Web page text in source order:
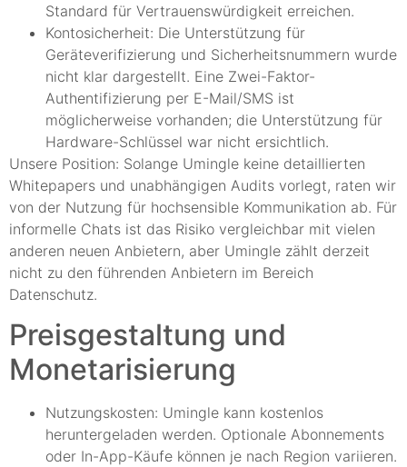
Standard für Vertrauenswürdigkeit erreichen.
Kontosicherheit: Die Unterstützung für
Geräteverifizierung und Sicherheitsnummern wurde
nicht klar dargestellt. Eine Zwei-Faktor-
Authentifizierung per E-Mail/SMS ist
möglicherweise vorhanden; die Unterstützung für
Hardware-Schlüssel war nicht ersichtlich.
Unsere Position: Solange Umingle keine detaillierten
Whitepapers und unabhängigen Audits vorlegt, raten wir
von der Nutzung für hochsensible Kommunikation ab. Für
informelle Chats ist das Risiko vergleichbar mit vielen
anderen neuen Anbietern, aber Umingle zählt derzeit
nicht zu den führenden Anbietern im Bereich
Datenschutz.
Preisgestaltung und
Monetarisierung
Nutzungskosten: Umingle kann kostenlos
heruntergeladen werden. Optionale Abonnements
oder In-App-Käufe können je nach Region variieren.